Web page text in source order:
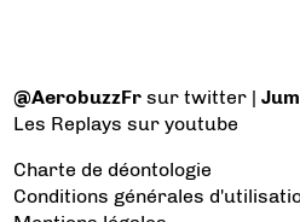
@AerobuzzFr sur twitter |
Les Replays sur youtube
Charte de déontologie
Conditions générales